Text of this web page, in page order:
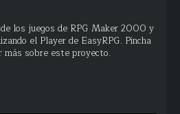
los juegos de RPG Maker 2000 y
el Player de EasyRPG. Pincha
más sobre este proyecto.